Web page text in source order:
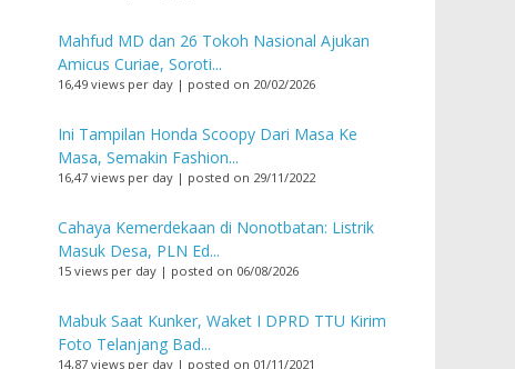
Mahfud MD dan 26 Tokoh Nasional Ajukan
Amicus Curiae, Soroti...
16,49 views per day | posted on 20/02/2026
Ini Tampilan Honda Scoopy Dari Masa Ke
Masa, Semakin Fashion...
16,47 views per day | posted on 29/11/2022
Cahaya Kemerdekaan di Nonotbatan: Listrik
Masuk Desa, PLN Ed...
15 views per day | posted on 06/08/2026
Mabuk Saat Kunker, Waket I DPRD TTU Kirim
Foto Telanjang Bad...
14,87 views per day | posted on 01/11/2021